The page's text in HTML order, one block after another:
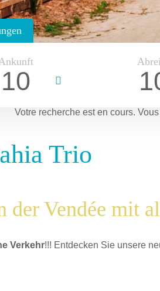
Ankunft
10
Votre recherche est en cours.
Trio
Vendée mit
Verkehr!!! Entdecken Sie unsere